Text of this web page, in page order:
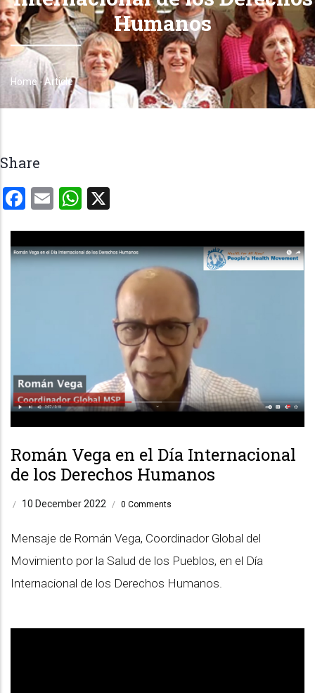
Humanos
Breadcrumb
Home -Article
Share
Facebook
EmailWhatsApp
Román Vega en el Día Internacional
de los Derechos Humanos
/ 10 December 2022 / 0 Comments
Mensaje de Román Vega, Coordinador Global del
Movimiento por la Salud de los Pueblos, en el Día
Internacional de los Derechos Humanos.